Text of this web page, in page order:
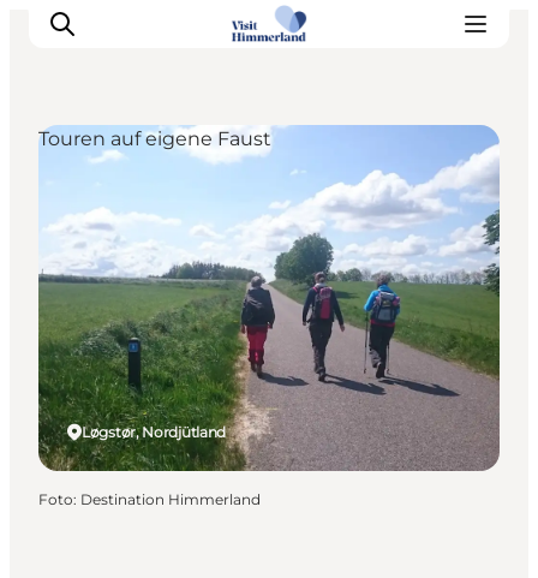
Erlebnisse
Natur
Städte und Orte
Das passiert
Reiseplanung
Praktische Informationen
Løgstør, Nordjütland
Touren auf eigene Faust
Foto: Destination Himmerland